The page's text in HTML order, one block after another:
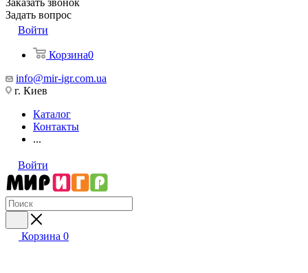
Заказать звонок
Задать вопрос
Войти
Корзина0
info@mir-igr.com.ua
г. Киев
Каталог
Контакты
...
Войти
Корзина 0